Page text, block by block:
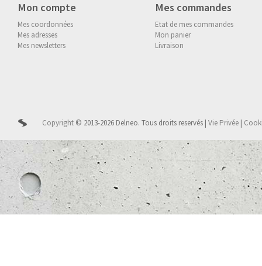
Mon compte
Mes coordonnées
Mes adresses
Mes newsletters
Mes commandes
Etat de mes commandes
Mon panier
Livraison
Copyright © 2013-2026 Delneo. Tous droits reservés | Vie Privée |